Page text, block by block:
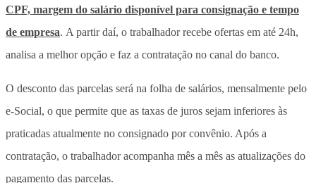
CPF, margem do salário disponível para consignação e tempo
de empresa. A partir daí, o trabalhador recebe ofertas em até 24h,
analisa a melhor opção e faz a contratação no canal do banco.
O desconto das parcelas será na folha de salários, mensalmente pelo
e-Social, o que permite que as taxas de juros sejam inferiores às
praticadas atualmente no consignado por convênio. Após a
contratação, o trabalhador acompanha mês a mês as atualizações do
pagamento das parcelas.